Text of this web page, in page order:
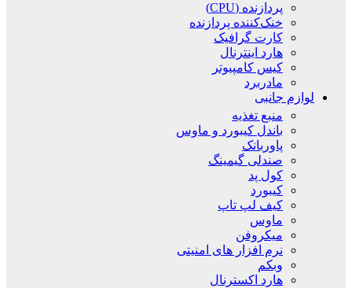
پردازنده (CPU)
خنک‌کننده پردازنده
کارت گرافیک
هارد اینترنال
کیس کامپیوتر
مادربرد
لوازم جانبی
منبع تغذیه
باندل کیبورد و ماوس
پاوربانک
صندلی گیمینگ
کول پد
کیبورد
کیف لپ تاپ
ماوس
میکروفن
نرم افزار های امنیتی
وبکم
هارد اکسترنال